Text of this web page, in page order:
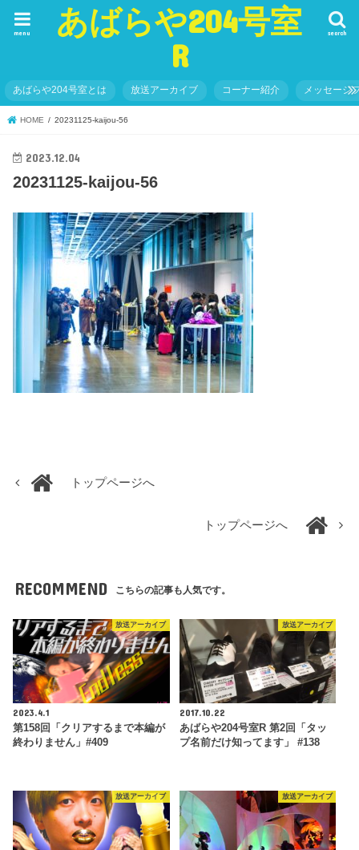
あばらや204号室
R
search
menu
あばらや204号室とは 放送アーカイブ コーナー紹介 メッセージ
HOME 20231125-kaijou-56
2023.12.04
20231125-kaijou-56
トップページへ
トップページへ
RECOMMEND こちらの記事も人気です。
放送アーカイブ
2023.4.1
第158回「クリアするまで本編が
終わりません」#409
放送アーカイブ
2017.10.22
あばらや204号室R 第2回「タッ
プ名前だけ知ってます」 #138
放送アーカイブ 放送アーカイブ